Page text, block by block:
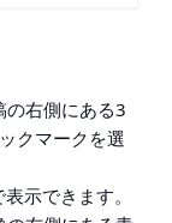
の右側にある3
クマークを選
表示できます。